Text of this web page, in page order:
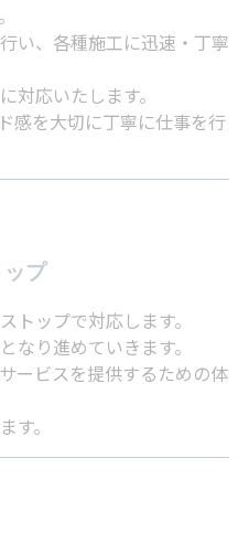
い、各種施工に迅速・丁寧
対応いたします。
感を大切に丁寧に仕事を行
プ
トップで対応します。
なり進めていきます。
ービスを提供するための体
す。